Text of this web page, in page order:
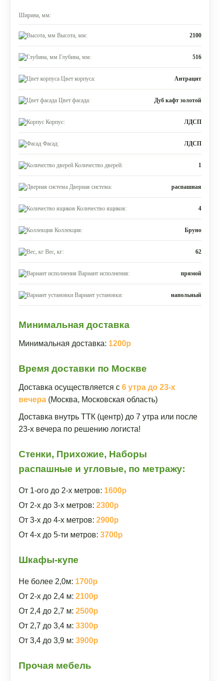
Ширина, мм:
Высота, мм: 2100
Глубина, мм: 516
Цвет корпуса: Антрацит
Цвет фасада: Дуб кафт золотой
Корпус: ЛДСП
Фасад: ЛДСП
Количество дверей: 1
Дверная система: распашная
Количество ящиков: 4
Коллекция: Бруно
Вес, кг: 62
Вариант исполнения: прямой
Вариант установки: напольный
Минимальная доставка
Минимальная доставка: 1200р
Время доставки по Москве
Доставка осуществляется с 6 утра до 23-х
вечера (Москва, Московская область)
Доставка внутрь ТТК (центр) до 7 утра или после
23-х вечера по решению логиста!
Стенки, Прихожие, Наборы
распашные и угловые, по метражу:
От 1-ого до 2-х метров: 1600р
От 2-х до 3-х метров: 2300р
От 3-х до 4-х метров: 2900р
От 4-х до 5-ти метров: 3700р
Шкафы-купе
Не более 2,0м: 1700р
От 2-х до 2,4 м: 2100р
От 2,4 до 2,7 м: 2500р
От 2,7 до 3,4 м: 3300р
От 3,4 до 3,9 м: 3900р
Прочая мебель